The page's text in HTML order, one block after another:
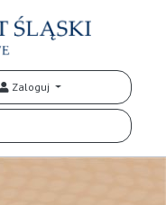
Zaloguj